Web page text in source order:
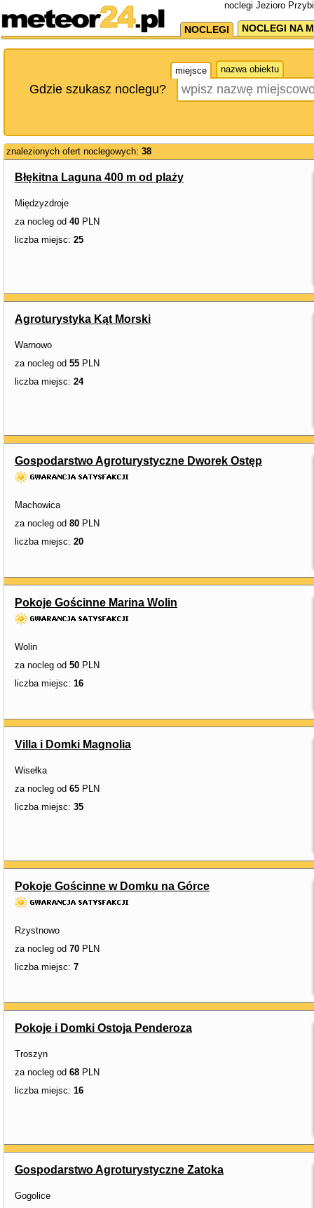
noclegi Jezioro
NOCLEGI NOCLEGI NA
miejsce nazwa obiektu
Gdzie szukasz noclegu?
znalezionych ofert noclegowych: 38
Błękitna Laguna 400 m od plaży
Międzyzdroje
za nocleg od 40 PLN
liczba miejsc: 25
Agroturystyka Kąt Morski
Warnowo
za nocleg od 55 PLN
liczba miejsc: 24
Gospodarstwo Agroturystyczne Dworek Ostęp
Machowica
za nocleg od 80 PLN
liczba miejsc: 20
Pokoje Gościnne Marina Wolin
Wolin
za nocleg od 50 PLN
liczba miejsc: 16
Villa i Domki Magnolia
Wisełka
za nocleg od 65 PLN
liczba miejsc: 35
Pokoje Gościnne w Domku na Górce
Rzystnowo
za nocleg od 70 PLN
liczba miejsc: 7
Pokoje i Domki Ostoja Penderoza
Troszyn
za nocleg od 68 PLN
liczba miejsc: 16
Gospodarstwo Agroturystyczne Zatoka
Gogolice